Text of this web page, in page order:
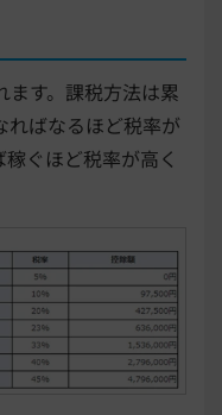
す。課税方法は累
ればなるほど税率が
ぐほど税率が高く